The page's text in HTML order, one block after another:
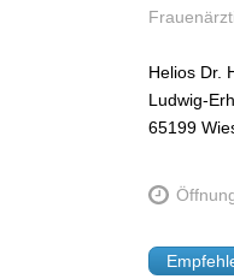
Helios Dr.
Ludwig-
65199